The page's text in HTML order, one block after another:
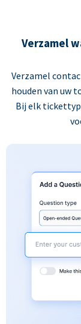
Verzamel
Verzamel
houden van uw
Bij elk